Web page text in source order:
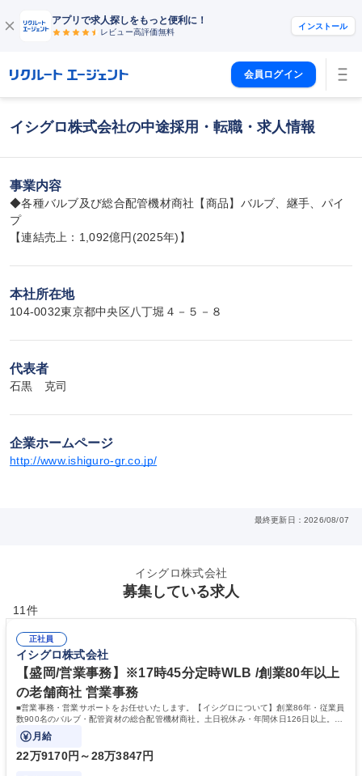
アプリで求人探しをもっと便利に！
レビュー高評価無料
インストール
会員ログイン
イシグロ株式会社の中途採用・転職・求人情報
事業内容
◆各種バルブ及び総合配管機材商社【商品】バルブ、継手、パイ
プ
【連結売上：1,092億円(2025年)】
本社所在地
104-0032東京都中央区八丁堀４－５－８
代表者
石黒　克司
企業ホームページ
http://www.ishiguro-gr.co.jp/
最終更新日：2026/08/07
イシグロ株式会社
募集している求人
11件
正社員
イシグロ株式会社
【盛岡/営業事務】※17時45分定時WLB /創業80年以上
の老舗商社 営業事務
■営業事務・営業サポートをお任せいたします。【イシグロについて】創業86年・従業員
数900名のバルブ・配管資材の総合配管機材商社。土日祝休み・年間休日126日以上。長
期的就業ができる環境です。
月給
22万9170円～28万3847円